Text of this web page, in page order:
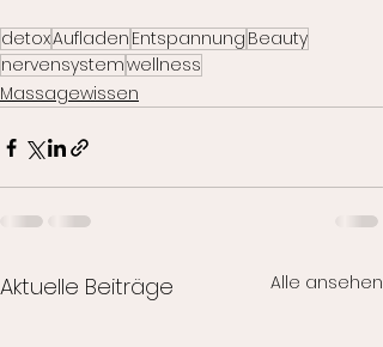
detoxAufladen Entspannung Beauty
nervensystemwellness
Massagewissen
Aktuelle Beiträge Alle ansehen